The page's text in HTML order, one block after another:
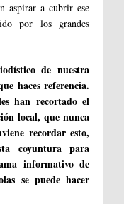
aspirar a cubrir ese
por los grandes
de nuestra
haces referencia.
han recortado el
local, que nunca
recordar esto,
coyuntura para
informativo de
se puede hacer